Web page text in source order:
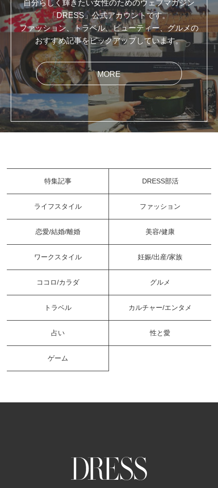
自分らしく輝きたい女性のためのウェブマガジン
「DRESS」公式アカウントです。
ファッション、トラベル、ビューティー、グルメの
おすすめ記事をピックアップしています。
MORE
特集記事 DRESS部活
ライフスタイル ファッション
恋愛/結婚/離婚 美容/健康
ワークスタイル 妊娠/出産/家族
ココロ/カラダ グルメ
トラベル カルチャー/エンタメ
占い 性と愛
ゲーム